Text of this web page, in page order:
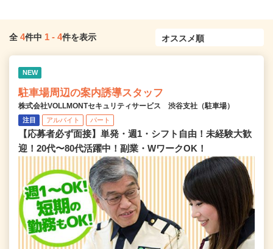
全 4件中 1 - 4件を表示
NEW
駐車場周辺の案内誘導スタッフ
株式会社VOLLMONTセキュリティサービス 渋谷支社（駐車場）
注目 アルバイト パート
【応募者必ず面接】単発・週1・シフト自由！未経験大歓
迎！20代〜80代活躍中！副業・WワークOK！